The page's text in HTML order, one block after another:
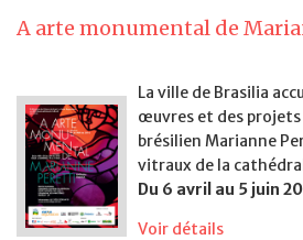
A arte monumental de
La ville de Brasilia
œuvres et des
brésilien Marianne
vitraux de la
Du 6 avril au 5 juin
Voir détails